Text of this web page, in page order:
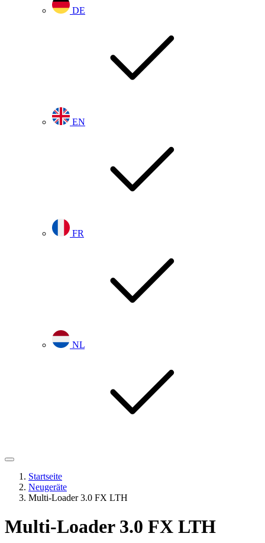
DE
EN
FR
NL
Startseite
Neugeräte
Multi-Loader 3.0 FX LTH
Multi-Loader 3.0 FX LTH